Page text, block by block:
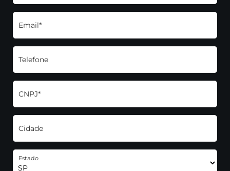
Email*
Telefone
CNPJ*
Cidade
Estado